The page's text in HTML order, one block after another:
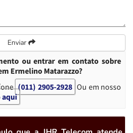
Enviar
ou entrar em contato sobre
Ermelino Matarazzo?
(011) 2905-2928 Ou em nosso
aqui